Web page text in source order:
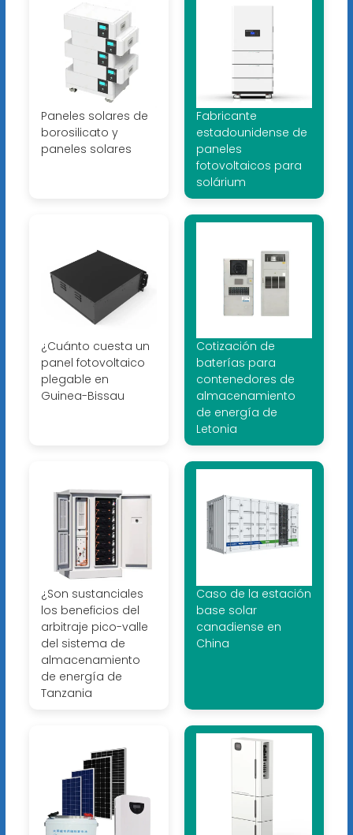
Paneles solares de
borosilicato y
paneles solares
Fabricante
estadounidense de
paneles
fotovoltaicos para
solárium
¿Cuánto cuesta un
panel fotovoltaico
plegable en
Guinea-Bissau
Cotización de
baterías para
contenedores de
almacenamiento
de energía de
Letonia
¿Son sustanciales
los beneficios del
arbitraje pico-valle
del sistema de
almacenamiento
de energía de
Tanzania
Caso de la estación
base solar
canadiense en
China